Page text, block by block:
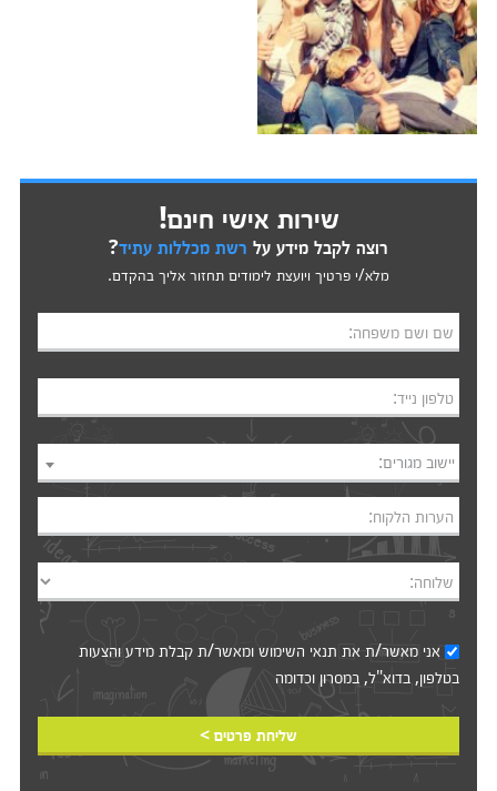
שירות אישי חינם!
רוצה לקבל מידע על רשת מכללות עתיד?
מלא/י פרטיך ויועצת לימודים תחזור אליך בהקדם.
שם ושם משפחה:
טלפון נייד:
יישוב מגורים:
הערות הלקוח:
שלוחה:
אני מאשר/ת את תנאי השימושומאשר/ת קבלת מידע והצעות
בטלפון, בדוא"ל, במסרון וכדומה‎‎
שליחת פרטים >